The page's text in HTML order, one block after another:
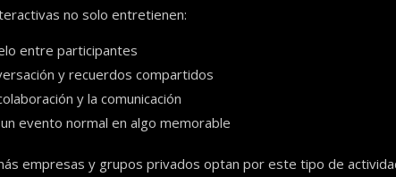
no solo entretienen:
entre participantes
y recuerdos compartidos
y la comunicación
evento normal en algo memorable
empresas y grupos privados optan por este tipo de